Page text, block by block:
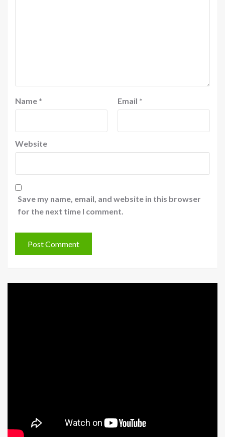
Name * Email *
Website
Save my name, email, and website in this browser
for the next time I comment.